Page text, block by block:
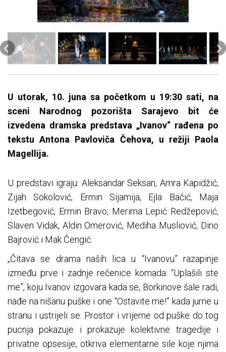
U utorak, 10. juna sa početkom u 19:30 sati, na
sceni Narodnog pozorišta Sarajevo bit će
izvedena dramska predstava „Ivanov“ rađena po
tekstu Antona Pavloviča Čehova, u režiji Paola
Magellija.
U predstavi igraju: Aleksandar Seksan, Amra Kapidžić,
Zijah Sokolović, Ermin Sijamija, Ejla Bačić, Maja
Izetbegović, Ermin Bravo, Merima Lepić Redžepović,
Slaven Vidak, Aldin Omerović, Mediha Musliović, Dino
Bajrović i Mak Čengić.
„Čitava se drama naših lica u “Ivanovu” razapinje
između prve i zadnje rečenice komada: “Uplašili ste
me”, koju Ivanov izgovara kada se, Borkinove šale radi,
nađe na nišanu puške i one “Ostavite me!” kada jurne u
stranu i ustrijeli se. Prostor i vrijeme od puške do tog
pucnja pokazuje i prokazuje kolektivne tragedije i
privatne opsesije, otkriva elementarne sile koje njima